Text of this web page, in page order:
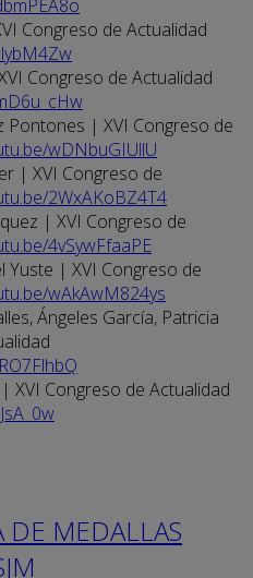
Congreso de Actualidad
Congreso de Actualidad
Pontones | XVI Congreso de
wDNbuGIUllU
| XVI Congreso de
2WxAKoBZ4T4
| XVI Congreso de
4vSywFfaaPE
Yuste | XVI Congreso de
wAkAwM824ys
Ángeles García, Patricia
Congreso de Actualidad
DE MEDALLAS